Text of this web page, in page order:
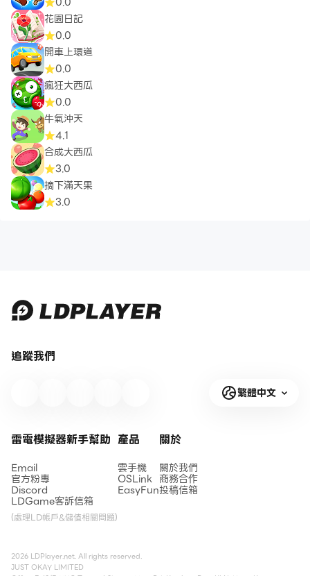
花園日記
0.0
開車上環道
0.0
瘋狂大西瓜
0.0
牛氣沖天
4.1
合成大西瓜
3.0
摘下滿天果
3.0
追蹤我們
繁體中文
雷電模擬器新手幫助
Email
官方粉專
Discord
LDGame客訴信箱
(處理LD帳戶&儲值相關問題)
產品
雲手機
OSLink
EasyFun
關於
關於我們
商務合作
投稿信箱
2026 LDPlayer.net. All rights reserved.
JUST OKAY LIMITED